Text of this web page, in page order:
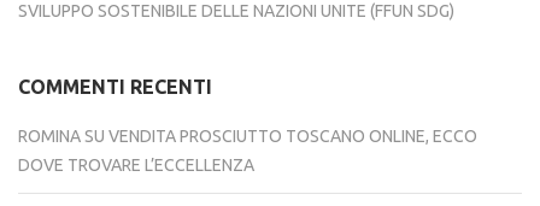
SVILUPPO SOSTENIBILE DELLE NAZIONI UNITE (FFUN SDG)
COMMENTI RECENTI
ROMINA SU VENDITA PROSCIUTTO TOSCANO ONLINE, ECCO
DOVE TROVARE L’ECCELLENZA